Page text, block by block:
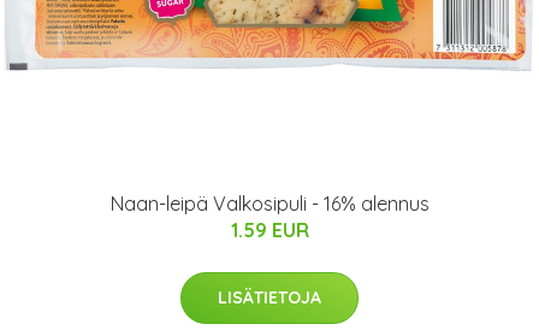
Naan-leipä Valkosipuli - 16% alennus
1.59 EUR
LISÄTIETOJA